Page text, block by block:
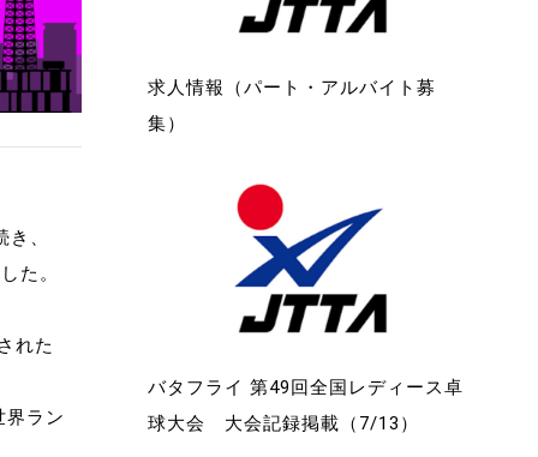
、
た。
れた
界ラン
求人情報（パート・アルバイト募
集）
バタフライ 第49回全国レディース卓
球大会 大会記録掲載（7/13）